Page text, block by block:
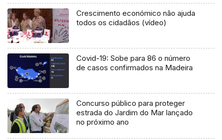
Crescimento económico não ajuda
todos os cidadãos (vídeo)
Covid-19: Sobe para 86 o número
de casos confirmados na Madeira
Concurso público para proteger
estrada do Jardim do Mar lançado
no próximo ano